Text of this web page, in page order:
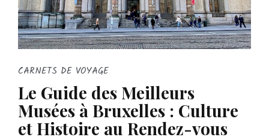
CARNETS DE VOYAGE
Le Guide des Meilleurs
Musées à Bruxelles : Culture
et Histoire au Rendez-vous